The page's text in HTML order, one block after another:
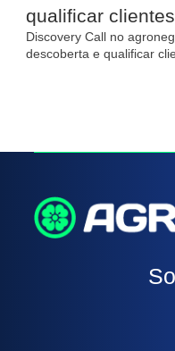
qualificar clientes
Discovery Call no
descoberta e qualificar